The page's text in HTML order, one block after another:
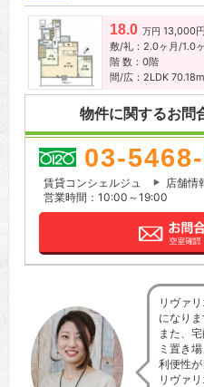
18.0 万円 13,000円
敷/礼：2.0ヶ月/1.0
階 数：0階
間/広：2LDK 70.18m
物件に関するお問
03-
賃貸コンシェルジュ
店舗情
営業時間：10:00～19:00
リヴァ
になりま
また、
ミ置き
利便性が
リヴァ